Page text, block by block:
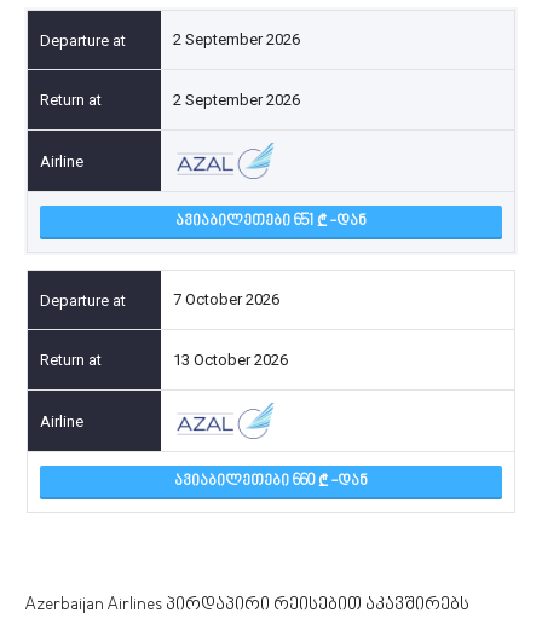
2 September 2026
2 September 2026
ᲐᲕᲘᲐᲑᲘᲚᲔᲗᲔᲑᲘ 651 -ᲓᲐᲜ
7 October 2026
13 October 2026
ᲐᲕᲘᲐᲑᲘᲚᲔᲗᲔᲑᲘ 660 -ᲓᲐᲜ
Azerbaijan Airlines პირდაპირი რეისებით აკავშირებს